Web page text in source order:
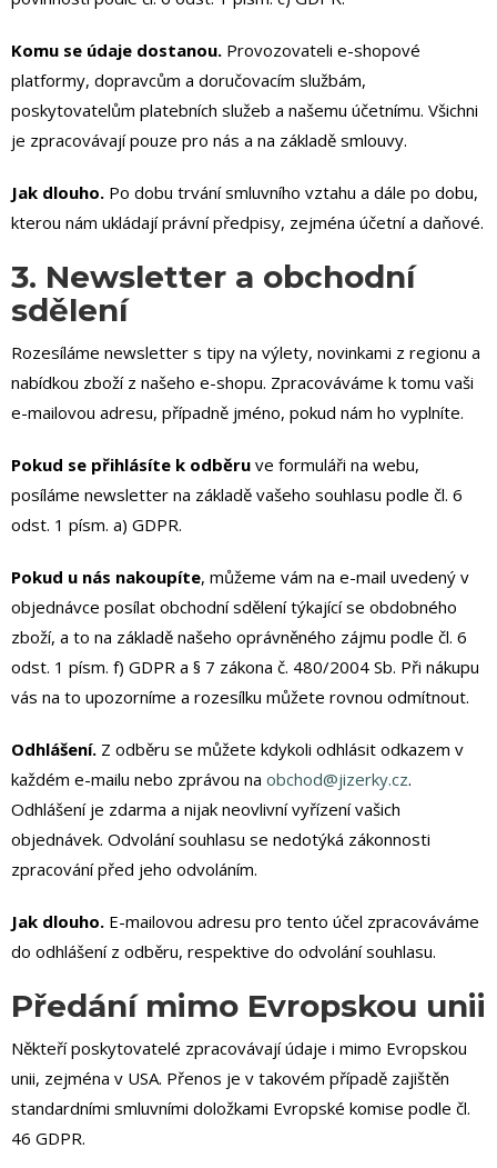
Komu se údaje dostanou. Provozovateli e-shopové
platformy, dopravcům a doručovacím službám,
poskytovatelům platebních služeb a našemu účetnímu. Všichni
je zpracovávají pouze pro nás a na základě smlouvy.
Jak dlouho. Po dobu trvání smluvního vztahu a dále po dobu,
kterou nám ukládají právní předpisy, zejména účetní a daňové.
3. Newsletter a obchodní
sdělení
Rozesíláme newsletter s tipy na výlety, novinkami z regionu a
nabídkou zboží z našeho e-shopu. Zpracováváme k tomu vaši
e-mailovou adresu, případně jméno, pokud nám ho vyplníte.
Pokud se přihlásíte k odběru ve formuláři na webu,
posíláme newsletter na základě vašeho souhlasu podle čl. 6
odst. 1 písm. a) GDPR.
Pokud u nás nakoupíte, můžeme vám na e-mail uvedený v
objednávce posílat obchodní sdělení týkající se obdobného
zboží, a to na základě našeho oprávněného zájmu podle čl. 6
odst. 1 písm. f) GDPR a § 7 zákona č. 480/2004 Sb. Při nákupu
vás na to upozorníme a rozesílku můžete rovnou odmítnout.
Odhlášení. Z odběru se můžete kdykoli odhlásit odkazem v
každém e-mailu nebo zprávou na obchod@jizerky.cz.
Odhlášení je zdarma a nijak neovlivní vyřízení vašich
objednávek. Odvolání souhlasu se nedotýká zákonnosti
zpracování před jeho odvoláním.
Jak dlouho. E-mailovou adresu pro tento účel zpracováváme
do odhlášení z odběru, respektive do odvolání souhlasu.
Předání mimo Evropskou unii
Někteří poskytovatelé zpracovávají údaje i mimo Evropskou
unii, zejména v USA. Přenos je v takovém případě zajištěn
standardními smluvními doložkami Evropské komise podle čl.
46 GDPR.